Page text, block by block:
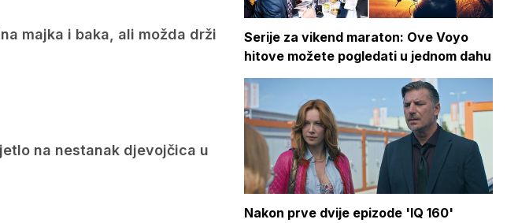
majka i baka, ali možda drži
na nestanak djevojčica u
Serije za vikend maraton: Ove Voyo
hitove možete pogledati u jednom dahu
Nakon prve dvije epizode 'IQ 160'